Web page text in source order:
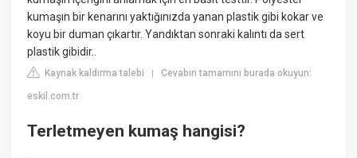
kumaşın bir kenarını yaktığınızda yanan plastik gibi kokar ve
koyu bir duman çıkartır. Yandıktan sonraki kalıntı da sert
plastik gibidir..
Kaynak kaldırma talebi |Cevabın tamamını burada okuyun:
eskil.com.tr
Terletmeyen kumaş hangisi?